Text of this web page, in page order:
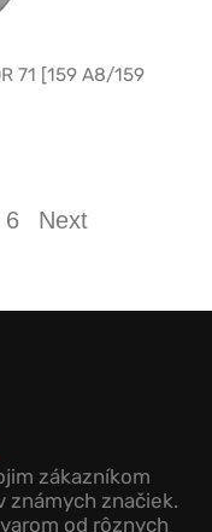
71 [159 A8/159
6 Next
zákazníkom
známych značiek.
od rôznych